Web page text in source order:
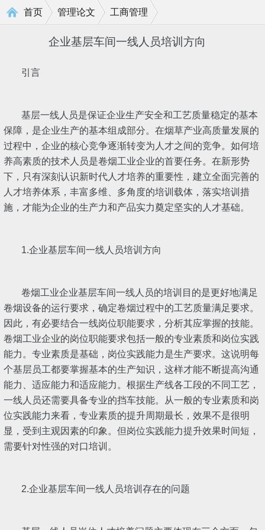
首页 管理论文 工商管理
企业基层车间一线人员培训方向
引言
基层一线人员是保证企业生产安全和工艺质量稳定的基本
保障，是企业生产的基本组成部分。在烟草产业高质量发展的
过程中，企业的核心竞争逐渐转变为人才之间的竞争。如何培
养高素质的技术人员是卷烟工业企业的首要任务。在新形势
下，只有深刻认识新时代人才培养的重要性，建立全面完善的
人才培养体系，丰富多维、多角度的培训载体，落实培训措
施，才能为企业的生产力和产品实力奠定坚实的人才基础。
1.企业基层车间一线人员培训方向
卷烟工业企业基层车间一线人员的培训目的是更好地满足
卷烟设备的运行要求，确定卷烟过程中的工艺质量满足要求。
因此，有必要结合一线岗位职能要求，分析其应掌握的技能。
卷烟工业企业的岗位职能要求包括一般的专业素质和岗位实践
能力。专业素质是基础，岗位实践能力是生产要求。这说明每
个基层员工都要掌握基本的生产知识，这样才能不断提高沟通
能力、适应能力和适应能力。根据生产线各工段的不同工艺，
一线人员还需要具备专业的挡车技能。从一般的专业素质和岗
位实践能力来看，专业素质的提升周期最长，效果不是很明
显，受到主观因素的印象。但岗位实践能力提升效果时间短，
需要针对性强的对口培训。
2.企业基层车间一线人员培训存在的问题